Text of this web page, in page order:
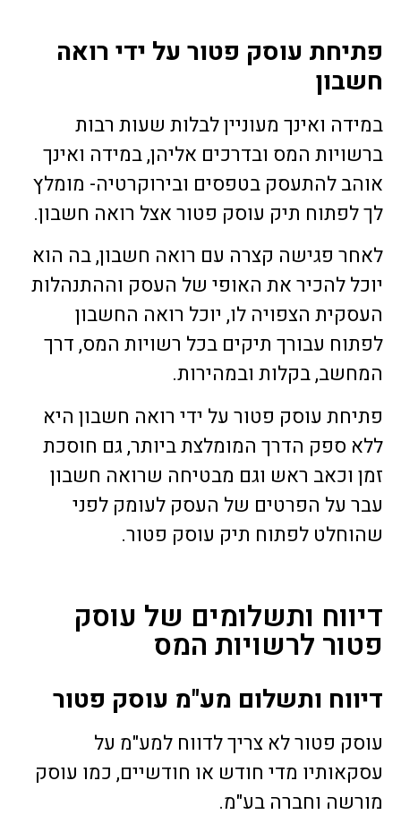
פתיחת עוסק פטור על ידי רואה
חשבון
במידה ואינך מעוניין לבלות שעות רבות
ברשויות המס ובדרכים אליהן, במידה ואינך
אוהב להתעסק בטפסים ובירוקרטיה- מומלץ
לך לפתוח תיק עוסק פטור אצל רואה חשבון.
לאחר פגישה קצרה עם רואה חשבון, בה הוא
יוכל להכיר את האופי של העסק וההתנהלות
העסקית הצפויה לו, יוכל רואה החשבון
לפתוח עבורך תיקים בכל רשויות המס, דרך
המחשב, בקלות ובמהירות.
פתיחת עוסק פטור על ידי רואה חשבון היא
ללא ספק הדרך המומלצת ביותר, גם חוסכת
זמן וכאב ראש וגם מבטיחה שרואה חשבון
עבר על הפרטים של העסק לעומק לפני
שהוחלט לפתוח תיק עוסק פטור.
דיווח ותשלומים של עוסק
פטור לרשויות המס
דיווח ותשלום מע"מ עוסק פטור
עוסק פטור לא צריך לדווח למע"מ על
עסקאותיו מדי חודש או חודשיים, כמו עוסק
מורשה וחברה בע"מ.